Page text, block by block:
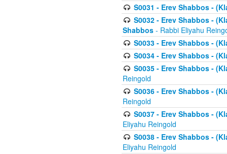
S0031 - Erev Shabbos -
S0032 - Erev Shabbos -
Shabbos - Rabbi Eliyahu
S0033 - Erev Shabbos -
S0034 - Erev Shabbos -
S0035 - Erev Shabbos -
Reingold
S0036 - Erev Shabbos -
Reingold
S0037 - Erev Shabbos -
Eliyahu Reingold
S0038 - Erev Shabbos -
Eliyahu Reingold